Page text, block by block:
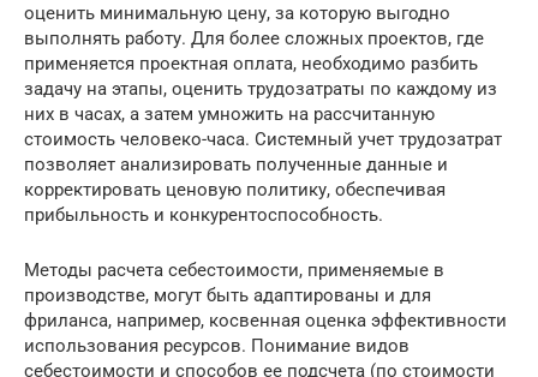
оценить минимальную цену, за которую выгодно
выполнять работу. Для более сложных проектов, где
применяется проектная оплата, необходимо разбить
задачу на этапы, оценить трудозатраты по каждому из
них в часах, а затем умножить на рассчитанную
стоимость человеко-часа. Системный учет трудозатрат
позволяет анализировать полученные данные и
корректировать ценовую политику, обеспечивая
прибыльность и конкурентоспособность.
Методы расчета себестоимости, применяемые в
производстве, могут быть адаптированы и для
фриланса, например, косвенная оценка эффективности
использования ресурсов. Понимание видов
себестоимости и способов ее подсчета (по стоимости